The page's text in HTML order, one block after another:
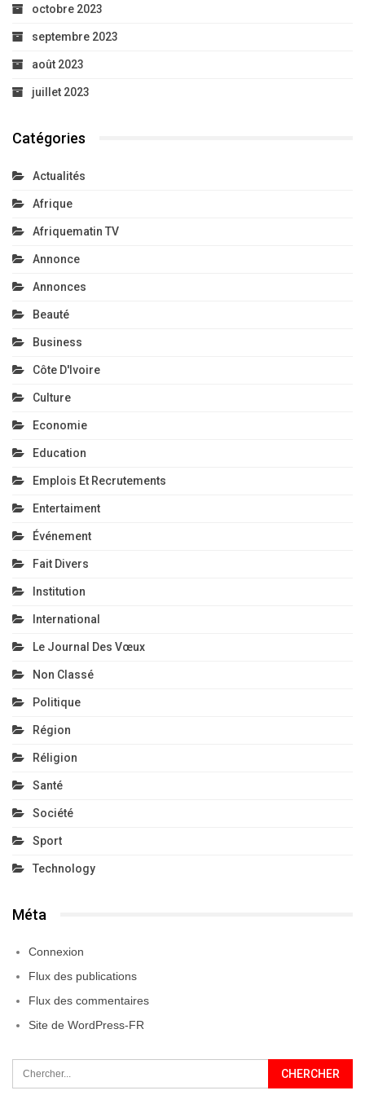
octobre 2023
septembre 2023
août 2023
juillet 2023
Catégories
Actualités
Afrique
Afriquematin TV
Annonce
Annonces
Beauté
Business
Côte D'Ivoire
Culture
Economie
Education
Emplois Et Recrutements
Entertaiment
Événement
Fait Divers
Institution
International
Le Journal Des Vœux
Non Classé
Politique
Région
Réligion
Santé
Société
Sport
Technology
Méta
Connexion
Flux des publications
Flux des commentaires
Site de WordPress-FR